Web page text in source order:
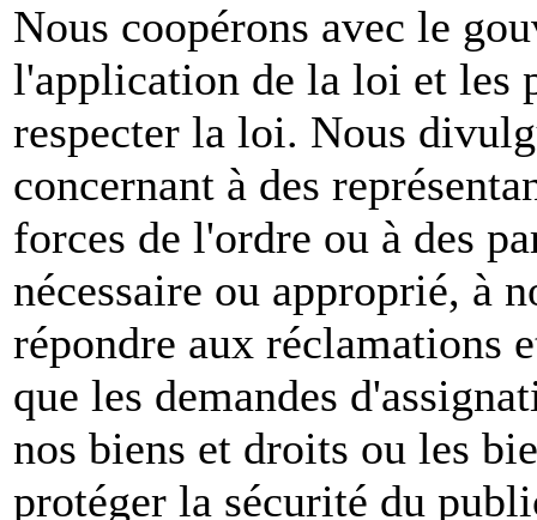
Nous coopérons avec le
l'application de la loi et les
respecter la loi. Nous
concernant à des
forces de l'ordre ou à des
nécessaire ou approprié, à
répondre aux réclamations
que les demandes
nos biens et droits ou les
protéger la sécurité du